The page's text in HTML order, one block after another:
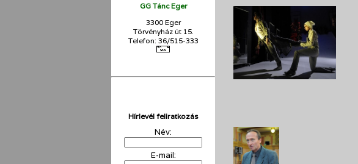
GG Tánc Eger
3300 Eger
Törvényház út 15.
Telefon: 36/515-333
Hírlevél feliratkozás
Név:
E-mail: